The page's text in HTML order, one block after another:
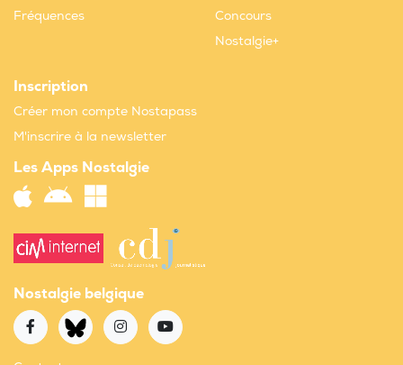
Fréquences
Concours
Nostalgie+
Inscription
Créer mon compte Nostapass
M'inscrire à la newsletter
Les Apps Nostalgie
Nostalgie belgique